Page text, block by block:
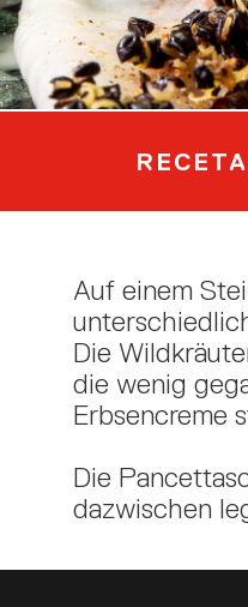
RECETA
Auf einem
Die
die wenig
Erbsencreme
Die
dazwischen